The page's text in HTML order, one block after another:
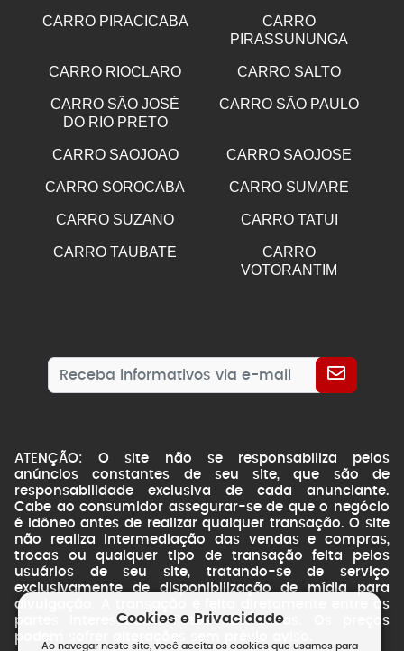
CARRO PIRACICABA
CARRO
PIRASSUNUNGA
CARRO RIOCLARO CARRO SALTO
CARRO SÃO JOSÉ
DO RIO PRETO
CARRO SÃO PAULO
CARRO SAOJOAO CARRO SAOJOSE
CARRO SOROCABA CARRO SUMARE
CARRO SUZANO CARRO TATUI
CARRO TAUBATE
CARRO
VOTORANTIM
ATENÇÃO: O site não se responsabiliza pelos
anúncios constantes de seu site, que são de
responsabilidade exclusiva de cada anunciante.
Cabe ao consumidor assegurar-se de que o negócio
é idôneo antes de realizar qualquer transação. O site
não realiza intermediação das vendas e compras,
trocas ou qualquer tipo de transação feita pelos
usuários de seu site, tratando-se de serviço
exclusivamente de disponibilização de mídia para
divulgação. A transação é feita diretamente entre as
partes interessadas. Fotos ilustrativas. Os preços
podem sofrer alterações sem prévio aviso.
Cookies e Privacidade
Ao navegar neste site, você aceita os cookies que usamos para